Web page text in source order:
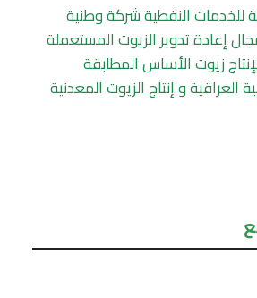
للخدمات النفطية شركة وطنية
إعادة تدوير الزيوت المستعملة
زيوت الأساس المطابقة
العراقية و إنتاج الزيوت المعدنية